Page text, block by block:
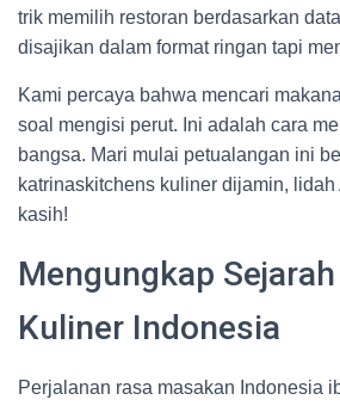
trik memilih restoran berdasarkan
disajikan dalam format ringan tapi
Kami percaya bahwa mencari
soal mengisi perut. Ini adalah cara
bangsa. Mari mulai petualangan ini
katrinaskitchens kuliner dijamin,
kasih!
Mengungkap
Kuliner Indonesia
Perjalanan rasa masakan Indonesia